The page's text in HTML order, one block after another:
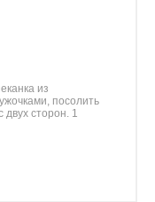
из
посолить
сторон. 1